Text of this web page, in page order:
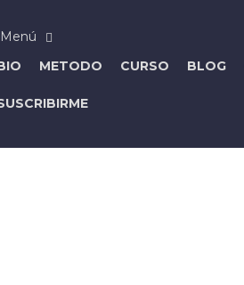
METODO CURSO BLOG